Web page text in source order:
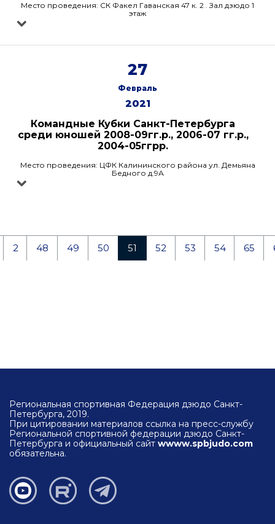
Место проведения: СК Факел Гаванская 47 к. 2 . Зал дзюдо 1
этаж
27
Февраль
2021
Командные Кубки Санкт-Петербурга
среди юношей 2008-09гг.р., 2006-07 гг.р.,
2004-05ггрр.
Место проведения: ЦФК Калининского района ул. Демьяна
Бедного д.9А
2 48 49 50 51 52 53 54 65
Региональная спортивная Федерация дзюдо Санкт-
Петербурга, 2019.
При цитировании материалов ссылка на пресс-службу
Региональной спортивной федерации дзюдо Санкт-
Петербурга и официальный сайт wwww.spbjudo.com
обязательна.